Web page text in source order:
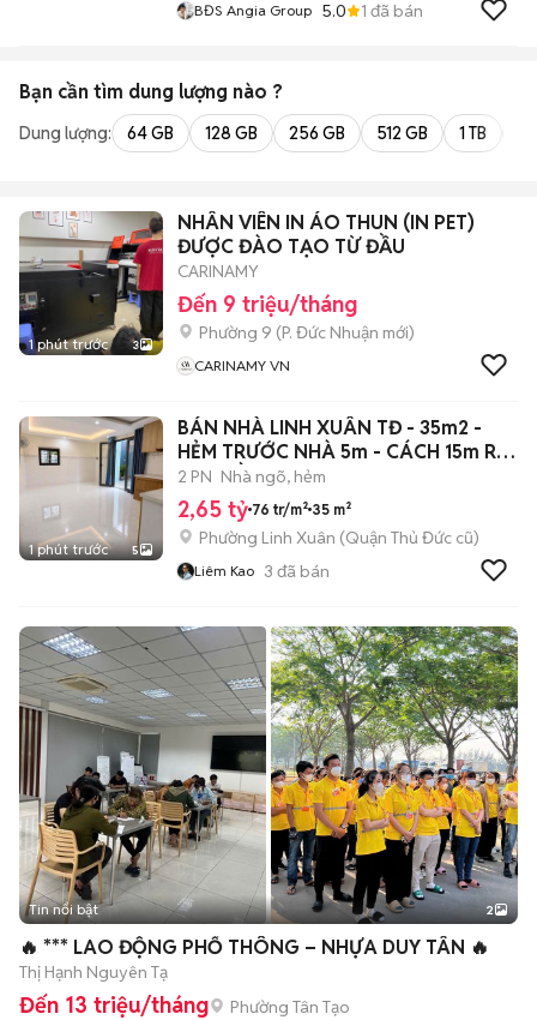
BĐS Angia Group 5.0 1 đã bán
Bạn cần tìm dung lượng nào ?
Dung lượng: 64 GB 128 GB 256 GB 512 GB 1 TB
1 phút trước 3
NHÂN VIÊN IN ÁO THUN (IN PET)
ĐƯỢC ĐÀO TẠO TỪ ĐẦU
CARINAMY
Đến 9 triệu/tháng
Phường 9 (P. Đức Nhuận mới)
CARINAMY VN
1 phút trước 5
BÁN NHÀ LINH XUÂN TĐ - 35m2 -
HẺM TRƯỚC NHÀ 5m - CÁCH 15m RA
MẶT TIỀN
2 PN Nhà ngõ, hẻm
2,65 tỷ 76 tr/m² 35 m²
Phường Linh Xuân (Quận Thủ Đức cũ)
Liêm Kao 3 đã bán
Tin nổi bật 2
🔥 *** LAO ĐỘNG PHỔ THÔNG – NHỰA DUY TÂN 🔥
Thị Hạnh Nguyên Tạ
Đến 13 triệu/tháng Phường Tân Tạo